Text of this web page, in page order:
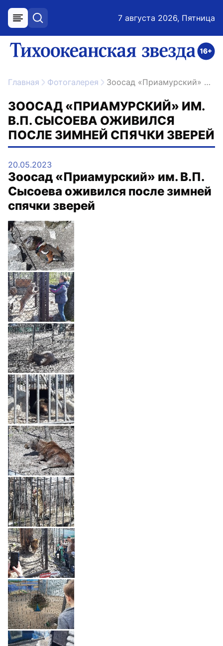
меню поиск 7 августа 2026, Пятница
ссылка на главную
Главная Фотогалерея Зоосад «Приамурский» им. В.П. Сысоева оживился после зимней спячки зверей
ЗООСАД «ПРИАМУРСКИЙ» ИМ.
В.П. СЫСОЕВА ОЖИВИЛСЯ
ПОСЛЕ ЗИМНЕЙ СПЯЧКИ ЗВЕРЕЙ
20.05.2023
Зоосад «Приамурский» им. В.П.
Сысоева оживился после зимней
спячки зверей